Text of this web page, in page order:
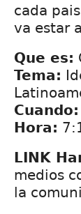
cada
va estar
Que es:
Tema:
Cuando:
Hora:
LINK
medios
la